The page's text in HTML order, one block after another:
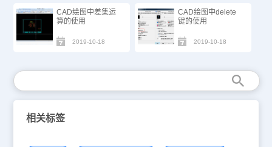
CAD绘图中差集运
算的使用
2019-10-18
CAD绘图中delete
键的使用
2019-10-18
相关标签